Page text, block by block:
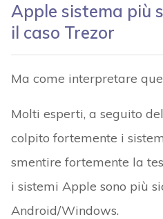
Apple sistema più
il caso Trezor
Ma come interpretare
Molti esperti, a seguito
colpito fortemente i
smentire fortemente la
i sistemi Apple sono più
Android/Windows.